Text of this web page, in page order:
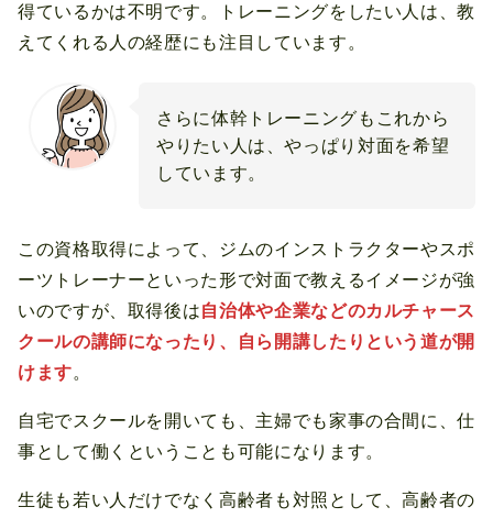
得ているかは不明です。トレーニングをしたい人は、教
えてくれる人の経歴にも注目しています。
さらに体幹トレーニングもこれから
やりたい人は、やっぱり対面を希望
しています。
この資格取得によって、ジムのインストラクターやスポ
ーツトレーナーといった形で対面で教えるイメージが強
いのですが、取得後は自治体や企業などのカルチャース
クールの講師になったり、自ら開講したりという道が開
けます。
自宅でスクールを開いても、主婦でも家事の合間に、仕
事として働くということも可能になります。
生徒も若い人だけでなく高齢者も対照として、高齢者の